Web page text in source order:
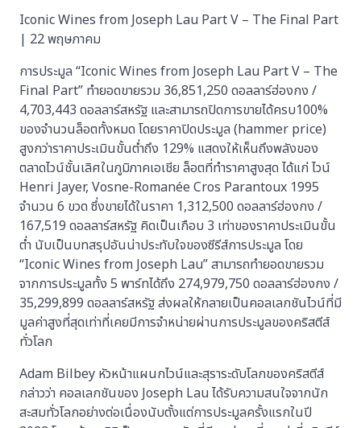
Iconic Wines from Joseph Lau Part V – The Final Part
| 22 พฤษภาคม
การประมูล “Iconic Wines from Joseph Lau Part V – The
Final Part” ทำยอดขายรวม 36,851,250 ดอลลาร์ฮ่องกง /
4,703,443 ดอลลาร์สหรัฐ และสามารถปิดการขายได้ครบ100%
ของจำนวนล็อตทั้งหมด โดยราคาปิดประมูล (hammer price)
สูงกว่าราคาประเมินขั้นต่ำถึง 129% แสดงให้เห็นถึงพลังของ
ตลาดไวน์ชั้นเลิศในภูมิภาคเอเชีย ล็อตที่ทำราคาสูงสุด ได้แก่ ไวน์
Henri Jayer, Vosne-Romanée Cros Parantoux 1995
จำนวน 6 ขวด ซึ่งขายได้ในราคา 1,312,500 ดอลลาร์ฮ่องกง /
167,519 ดอลลาร์สหรัฐ คิดเป็นเกือบ 3 เท่าของราคาประเมินขั้น
ต่ำ นับเป็นบทสรุปอันน่าประทับใจของซีรีส์การประมูล โดย
“Iconic Wines from Joseph Lau” สามารถทำยอดขายรวม
จากการประมูลทั้ง 5 พาร์ทได้ถึง 274,979,750 ดอลลาร์ฮ่องกง /
35,299,899 ดอลลาร์สหรัฐ ส่งผลให้กลายเป็นคอลเลกชันไวน์ที่มี
มูลค่าสูงที่สุดเท่าที่เคยมีการจำหน่ายผ่านการประมูลของคริสตีส์
ทั่วโลก
Adam Bilbey หัวหน้าแผนกไวน์และสุราระดับโลกของคริสตีส์
กล่าวว่า คอลเลกชันของ Joseph Lau ได้รับความสนใจจากนัก
สะสมทั่วโลกอย่างต่อเนื่องนับตั้งแต่การประมูลครั้งแรกในปี